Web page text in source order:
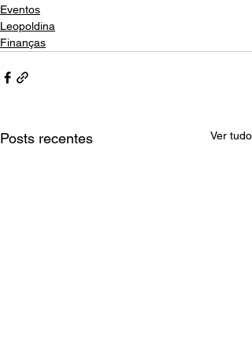
Eventos
Leopoldina
Finanças
Posts recentes Ver tudo